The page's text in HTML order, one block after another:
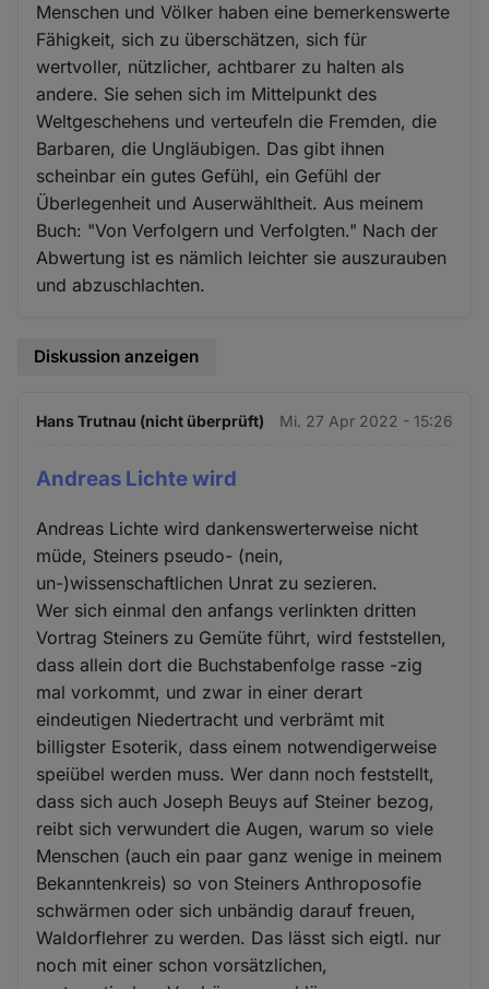
Menschen und Völker haben eine bemerkenswerte
Fähigkeit, sich zu überschätzen, sich für
wertvoller, nützlicher, achtbarer zu halten als
andere. Sie sehen sich im Mittelpunkt des
Weltgeschehens und verteufeln die Fremden, die
Barbaren, die Ungläubigen. Das gibt ihnen
scheinbar ein gutes Gefühl, ein Gefühl der
Überlegenheit und Auserwähltheit. Aus meinem
Buch: "Von Verfolgern und Verfolgten." Nach der
Abwertung ist es nämlich leichter sie auszurauben
und abzuschlachten.
Diskussion anzeigen
Hans Trutnau (nicht überprüft) Mi. 27 Apr 2022 - 15:26
Andreas Lichte wird
Andreas Lichte wird dankenswerterweise nicht
müde, Steiners pseudo- (nein,
un-)wissenschaftlichen Unrat zu sezieren.
Wer sich einmal den anfangs verlinkten dritten
Vortrag Steiners zu Gemüte führt, wird feststellen,
dass allein dort die Buchstabenfolge rasse -zig
mal vorkommt, und zwar in einer derart
eindeutigen Niedertracht und verbrämt mit
billigster Esoterik, dass einem notwendigerweise
speiübel werden muss. Wer dann noch feststellt,
dass sich auch Joseph Beuys auf Steiner bezog,
reibt sich verwundert die Augen, warum so viele
Menschen (auch ein paar ganz wenige in meinem
Bekanntenkreis) so von Steiners Anthroposofie
schwärmen oder sich unbändig darauf freuen,
Waldorflehrer zu werden. Das lässt sich eigtl. nur
noch mit einer schon vorsätzlichen,